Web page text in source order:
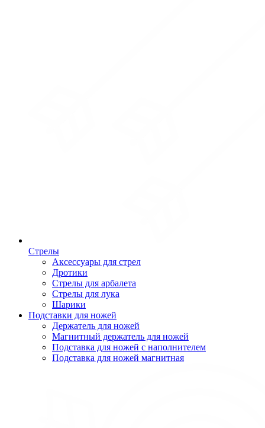
Стрелы
Аксессуары для стрел
Дротики
Стрелы для арбалета
Стрелы для лука
Шарики
Подставки для ножей
Держатель для ножей
Магнитный держатель для ножей
Подставка для ножей с наполнителем
Подставка для ножей магнитная